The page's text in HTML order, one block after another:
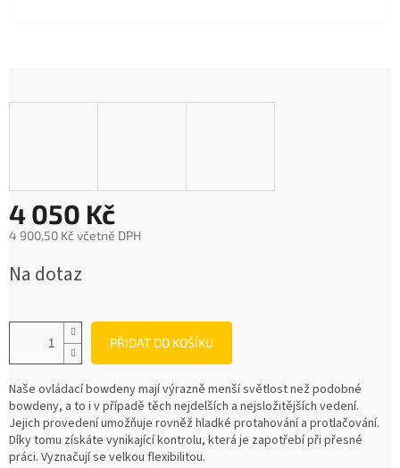
4 050 Kč
4 900,50 Kč včetně DPH
cena:
Na dotaz
PŘIDAT DO KOŠÍKU
Naše ovládací bowdeny mají výrazně menší světlost než podobné
bowdeny, a to i v případě těch nejdelších a nejsložitějších vedení.
Jejich provedení umožňuje rovněž hladké protahování a protlačování.
Díky tomu získáte vynikající kontrolu, která je zapotřebí při přesné
práci. Vyznačují se velkou flexibilitou.